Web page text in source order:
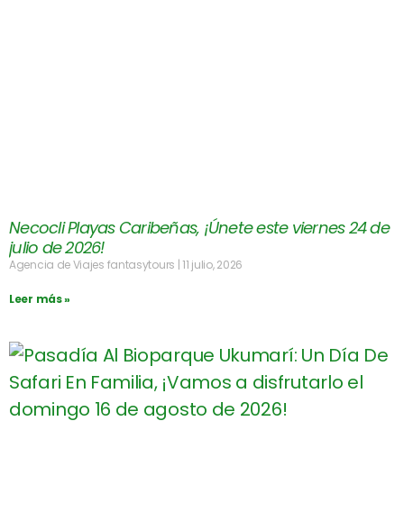
Necocli Playas Caribeñas, ¡Únete este viernes 24 de
julio de 2026!
Agencia de Viajes fantasytours 11 julio, 2026
Leer más »